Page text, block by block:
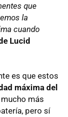
que
la
cuando
Lucid
es que estos
máxima del
más
pero sí